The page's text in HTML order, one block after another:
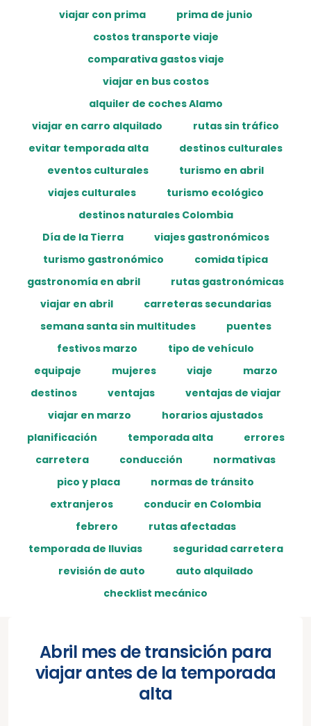
viajar con prima
prima de junio
costos transporte viaje
comparativa gastos viaje
viajar en bus costos
alquiler de coches Alamo
viajar en carro alquilado
rutas sin tráfico
evitar temporada alta
destinos culturales
eventos culturales
turismo en abril
viajes culturales
turismo ecológico
destinos naturales Colombia
Día de la Tierra
viajes gastronómicos
turismo gastronómico
comida típica
gastronomía en abril
rutas gastronómicas
viajar en abril
carreteras secundarias
semana santa sin multitudes
puentes
festivos marzo
tipo de vehículo
equipaje
mujeres viaje
marzo
destinos
ventajas
ventajas de viajar
viajar en marzo
horarios ajustados
planificación
temporada alta
errores
carretera
conducción
normativas
pico y placa
normas de tránsito
extranjeros
conducir en Colombia
febrero
rutas afectadas
temporada de lluvias
seguridad carretera
revisión de auto
auto alquilado
checklist mecánico
Abril mes de transición para
viajar antes de la temporada
alta